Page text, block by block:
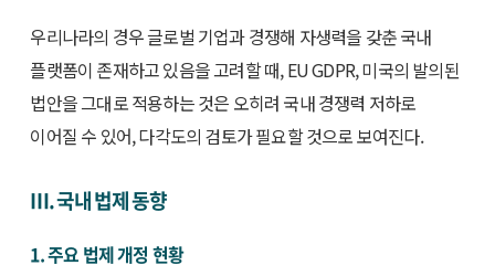
우리나라의 경우 글로벌 기업과 경쟁해 자생력을 갖춘 국내
플랫폼이 존재하고 있음을 고려할 때, EU GDPR, 미국의 발의된
법안을 그대로 적용하는 것은 오히려 국내 경쟁력 저하로
이어질 수 있어, 다각도의 검토가 필요할 것으로 보여진다.
Ⅲ. 국내 법제 동향
1. 주요 법제 개정 현황